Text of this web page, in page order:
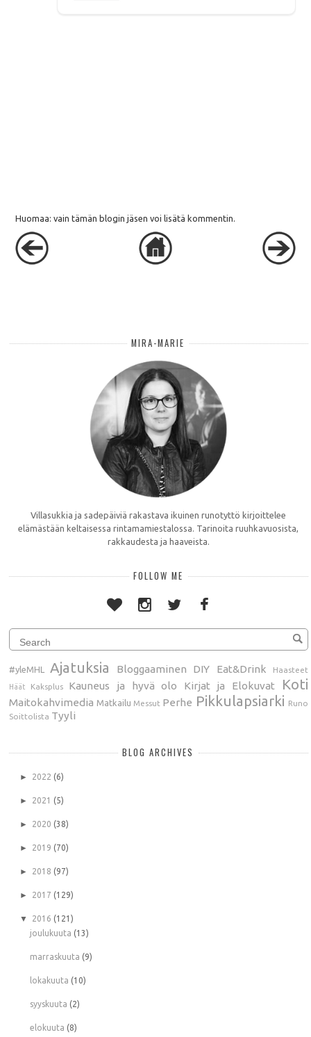
Huomaa: vain tämän blogin jäsen voi lisätä kommentin.
MIRA-MARIE
Villasukkia ja sadepäiviä rakastava ikuinen runotyttö kirjoittelee
elämästään keltaisessa rintamamiestalossa. Tarinoita ruuhkavuosista,
rakkaudesta ja haaveista.
FOLLOW ME
#yleMHL Ajatuksia Bloggaaminen DIY Eat&Drink Haasteet
Häät Kaksplus Kauneus ja hyvä olo Kirjat ja Elokuvat Koti
Maitokahvimedia Matkailu Messut Perhe Pikkulapsiarki Runo
Soittolista Tyyli
BLOG ARCHIVES
► 2022 (6)
► 2021 (5)
► 2020 (38)
► 2019 (70)
► 2018 (97)
► 2017 (129)
▼ 2016 (121)
joulukuuta (13)
marraskuuta (9)
lokakuuta (10)
syyskuuta (2)
elokuuta (8)